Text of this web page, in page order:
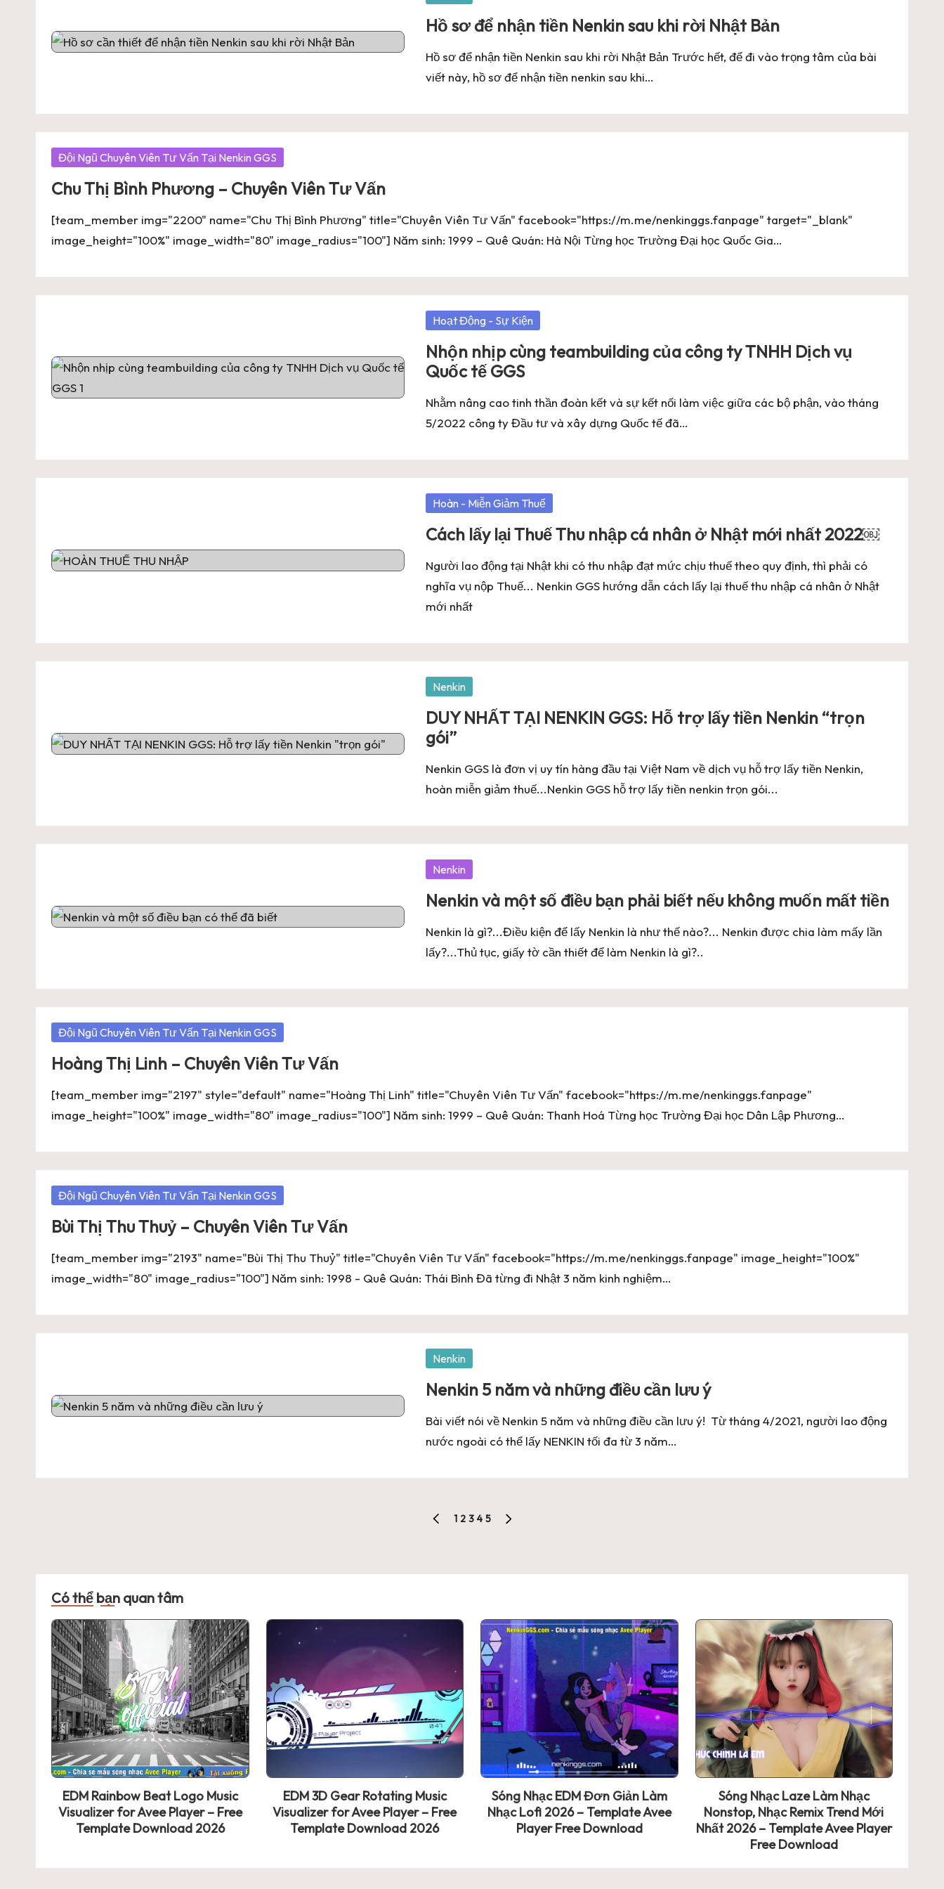
Share Mẫu Sóng Nhạc Avee Player NONSTOP Giống PC Mới Nhất 2026 – Template Avee Player Free Download
Hồ sơ để nhận tiền Nenkin sau khi rời Nhật Bản
Hồ sơ để nhận tiền Nenkin sau khi rời Nhật Bản Trước hết, để đi vào trọng tâm của bài
viết này, hồ sơ để nhận tiền nenkin sau khi…
Posted
Đội Ngũ Chuyên Viên Tư Vấn Tại Nenkin GGS
Chu Thị Bình Phương – Chuyên Viên Tư Vấn
[team_member img="2200" name="Chu Thị Bình Phương" title="Chuyên Viên Tư Vấn" facebook="https://m.me/nenkinggs.fanpage" target="_blank"
image_height="100%" image_width="80" image_radius="100"] Năm sinh: 1999 – Quê Quán: Hà Nội Từng học Trường Đại học Quốc Gia…
Posted
Hoạt Động - Sự Kiện
Nhộn nhịp cùng teambuilding của công ty TNHH Dịch vụ
Quốc tế GGS
Nhằm nâng cao tinh thần đoàn kết và sự kết nối làm việc giữa các bộ phận, vào tháng
5/2022 công ty Đầu tư và xây dựng Quốc tế đã…
Posted
Hoàn - Miễn Giảm Thuế
Cách lấy lại Thuế Thu nhập cá nhân ở Nhật mới nhất 2022￼
Người lao động tại Nhật khi có thu nhập đạt mức chịu thuế theo quy định, thì phải có
nghĩa vụ nộp Thuế... Nenkin GGS hướng dẫn cách lấy lại thuế thu nhập cá nhân ở Nhật
mới nhất
Posted
Nenkin
DUY NHẤT TẠI NENKIN GGS: Hỗ trợ lấy tiền Nenkin “trọn
gói”
Nenkin GGS là đơn vị uy tín hàng đầu tại Việt Nam về dịch vụ hỗ trợ lấy tiền Nenkin,
hoàn miễn giảm thuế...Nenkin GGS hỗ trợ lấy tiền nenkin trọn gói...
Posted
Nenkin
Nenkin và một số điều bạn phải biết nếu không muốn mất tiền
Nenkin là gì?...Điều kiện để lấy Nenkin là như thế nào?... Nenkin được chia làm mấy lần
lấy?...Thủ tục, giấy tờ cần thiết để làm Nenkin là gì?..
Posted
Đội Ngũ Chuyên Viên Tư Vấn Tại Nenkin GGS
Hoàng Thị Linh – Chuyên Viên Tư Vấn
[team_member img="2197" style="default" name="Hoàng Thị Linh" title="Chuyên Viên Tư Vấn" facebook="https://m.me/nenkinggs.fanpage"
image_height="100%" image_width="80" image_radius="100"] Năm sinh: 1999 – Quê Quán: Thanh Hoá Từng học Trường Đại học Dân Lập Phương…
Posted
Đội Ngũ Chuyên Viên Tư Vấn Tại Nenkin GGS
Bùi Thị Thu Thuỷ – Chuyên Viên Tư Vấn
[team_member img="2193" name="Bùi Thị Thu Thuỷ" title="Chuyên Viên Tư Vấn" facebook="https://m.me/nenkinggs.fanpage" image_height="100%"
image_width="80" image_radius="100"] Năm sinh: 1998 - Quê Quán: Thái Bình Đã từng đi Nhật 3 năm kinh nghiệm…
Posted
Nenkin
Nenkin 5 năm và những điều cần lưu ý
Bài viết nói về Nenkin 5 năm và những điều cần lưu ý! Từ tháng 4/2021, người lao động
nước ngoài có thể lấy NENKIN tối đa từ 3 năm…
bài
viết
PREVIOUS
1 2 3 4 5
Có thể bạn quan tâm
EDM Rainbow Beat Logo Music
Visualizer for Avee Player – Free
Template Download 2026
EDM 3D Gear Rotating Music
Visualizer for Avee Player – Free
Template Download 2026
Sóng Nhạc EDM Đơn Giản Làm
Nhạc Lofi 2026 – Template Avee
Player Free Download
Sóng Nhạc Laze Làm Nhạc
Nonstop, Nhạc Remix Trend Mới
Nhất 2026 – Template Avee Player
Free Download